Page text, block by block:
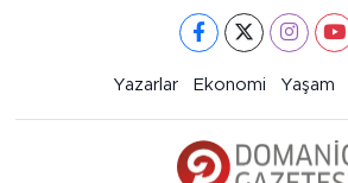
Yazarlar Ekonomi Yaşam